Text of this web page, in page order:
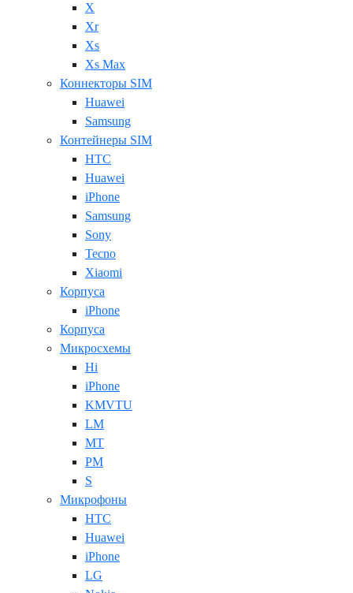
X
Xr
Xs
Xs Max
Коннекторы SIM
Huawei
Samsung
Контейнеры SIM
HTC
Huawei
iPhone
Samsung
Sony
Tecno
Xiaomi
Корпуса
iPhone
Корпуса
Микросхемы
Hi
iPhone
KMVTU
LM
MT
PM
S
Микрофоны
HTC
Huawei
iPhone
LG